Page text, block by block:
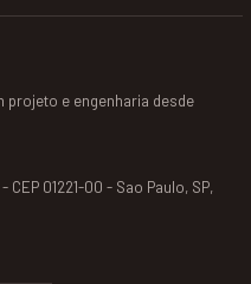
projeto e engenharia desde
01221-00 - Sao Paulo, SP,